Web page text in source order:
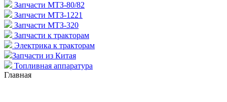
Запчасти МТЗ-80/82
Запчасти МТЗ-1221
Запчасти МТЗ-320
Запчасти к тракторам
Электрика к тракторам
Запчасти из Китая
Топливная аппаратура
Главная